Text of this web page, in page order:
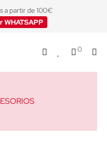
a partir de 100€
WHATSAPP
0